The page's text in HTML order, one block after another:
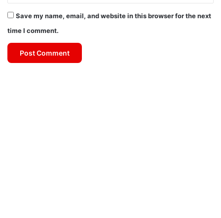
Save my name, email, and website in this browser for the next
time I comment.